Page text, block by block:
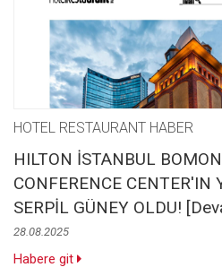
HOTEL RESTAURANT HABER
HILTON İSTANBUL
CONFERENCE CENTER'IN
SERPİL GÜNEY OLDU!
28.08.2025
Habere git